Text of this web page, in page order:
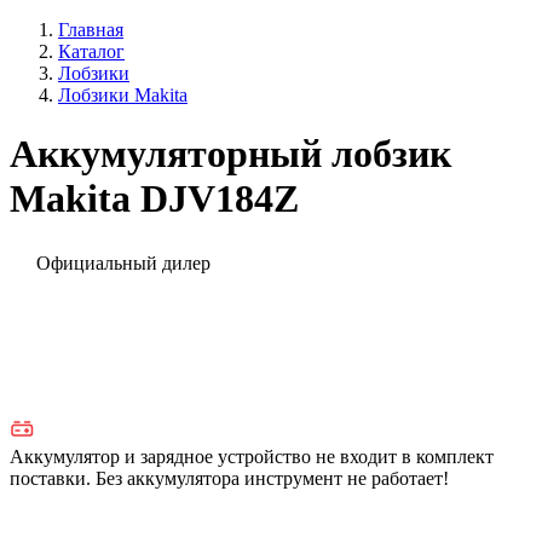
Главная
Каталог
Лобзики
Лобзики Мakita
Аккумуляторный лобзик
Makita DJV184Z
Официальный дилер
Аккумулятор и зарядное устройство не входит в комплект
поставки. Без аккумулятора инструмент не работает!